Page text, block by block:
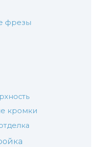
фрезы
кромки